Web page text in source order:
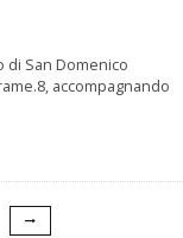
di San Domenico
accompagnando